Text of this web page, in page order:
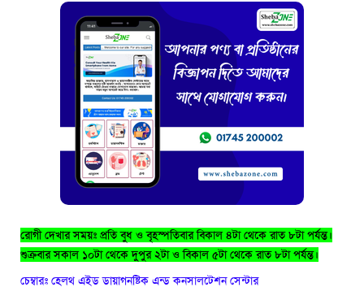
রোগী দেখার সময়ঃ প্রতি বুধ ও বৃহস্পতিবার বিকাল ৪টা থেকে রাত ৮টা পর্যন্ত।
শুক্রবার সকাল ১০টা থেকে দুপুর ২টা ও বিকাল ৫টা থেকে রাত ৮টা পর্যন্ত।
চেম্বারঃ হেলথ এইড ডায়াগনষ্টিক এন্ড কনসালটেশন সেন্টার